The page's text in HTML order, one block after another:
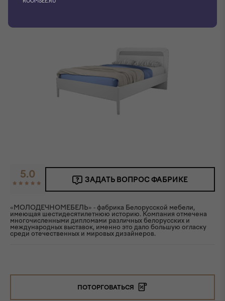
5.0 ЗАДАТЬ ВОПРОС ФАБРИКЕ
«МОЛОДЕЧНОМЕБЕЛЬ» - фабрика Белорусской мебели,
имеющая шестидесятилетнюю историю. Компания отмечена
многочисленными дипломами различных белорусских и
международных выставок, именно это дало большую огласку
среди отечественных и мировых дизайнеров.
ПОТОРГОВАТЬСЯ